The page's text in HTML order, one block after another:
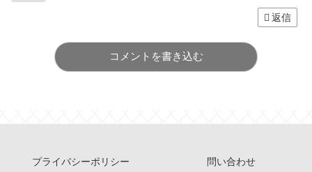
返信
コメントを書き込む
プライバシーポリシー 問い合わせ